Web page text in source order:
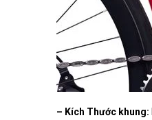
– Kích Thước khung: